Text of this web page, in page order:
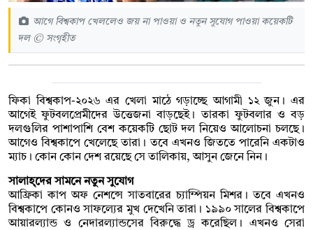
আগে বিশ্বকাপ খেললেও জয় না পাওয়া ও নতুন সুযোগ পাওয়া কয়েকটি
দল © সংগৃহীত
ফিকা বিশ্বকাপ-২০২৬ এর খেলা মাঠে গড়াচ্ছে আগামী ১২ জুন। এর
আগেই ফুটবলপ্রেমীদের উত্তেজনা বাড়ছেই। তারকা ফুটবলার ও বড়
দলগুলির পাশাপাশি বেশ কয়েকটি ছোট দল নিয়েও আলোচনা চলছে।
আগেও বিশ্বকাপে খেলেছে তারা। তবে এখনও জিততে পারেনি একটাও
ম্যাচ। কোন কোন দেশ রয়েছে সে তালিকায়, আসুন জেনে নিন।
সালাহ্‌দের সামনে নতুন সুযোগ
আফ্রিকা কাপ অফ নেশন্সে সাতবারের চ্যাম্পিয়ন মিশর। তবে এখনও
বিশ্বকাপে কোনও সাফল্যের মুখ দেখেনি তারা। ১৯৯০ সালের বিশ্বকাপে
আয়ারল্যান্ড ও নেদারল্যান্ডসের বিরুদ্ধে ড্র করেছিল। এখনও সেরা